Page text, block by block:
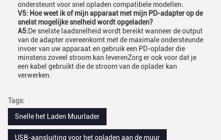
ondersteunt voor snel opladen compatibele modellen.
V5: Hoe weet ik of mijn apparaat met mijn PD-adapter op de
snelst mogelijke snelheid wordt opgeladen?
A5:De snelste laadsnelheid wordt bereikt wanneer de output
van de adapter overeenkomt met de maximale ondersteunde
invoer van uw apparaat.en gebruik een PD-oplader die
minstens zoveel stroom kan leverenZorg er ook voor dat je
een kabel gebruikt die de stroom van de oplader kan
verwerken.
Tags:
Snelle het Laden Muurlader
USB-aansluiting voor het opladen aan de muur